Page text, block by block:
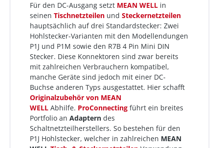
Für den DC-Ausgang setzt MEAN WELL in
seinen Tischnetzteilen und Steckernetzteilen
hauptsächlich auf drei Standardstecker: Zwei
Hohlstecker-Varianten mit den Modellendungen
P1J und P1M sowie den R7B 4 Pin Mini DIN
Stecker. Diese Konnektoren sind zwar bereits
mit zahlreichen Verbrauchern kompatibel,
manche Geräte sind jedoch mit einer DC-
Buchse anderen Typs ausgestattet. Hier schafft
Originalzubehör von MEAN
WELL Abhilfe. ProConnecting führt ein breites
Portfolio an Adaptern des
Schaltnetzteilherstellers. So bestehen für den
P1J Hohlstecker, welcher in zahlreichen MEAN